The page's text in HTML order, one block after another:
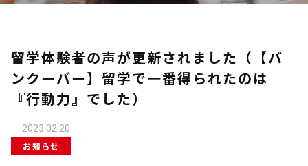
留学体験者の声が更新されました（【バ
ンクーバー】留学で一番得られたのは
『行動力』でした）
2023.02.20
お知らせ